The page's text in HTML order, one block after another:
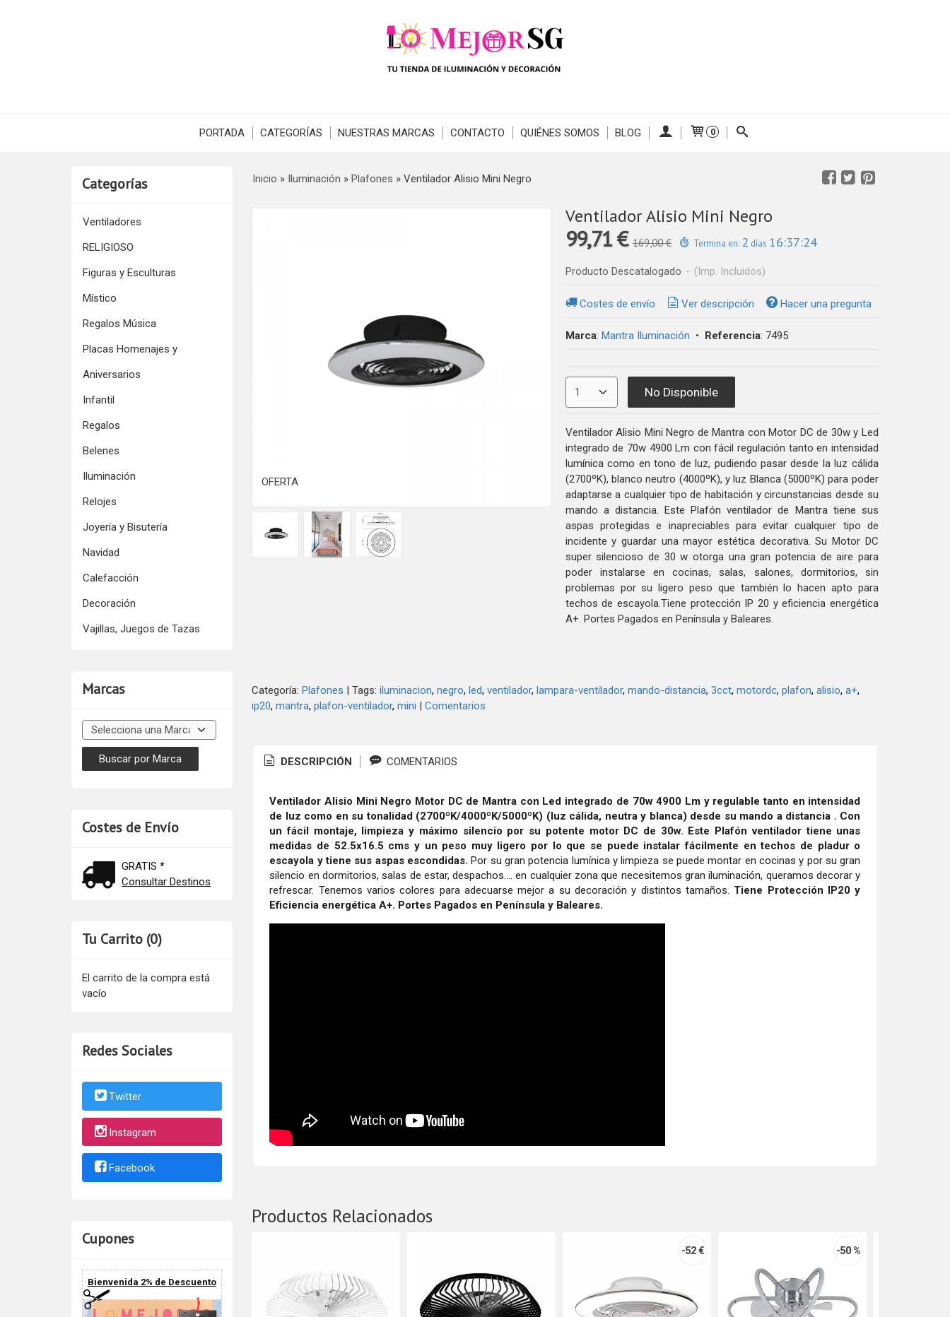
PORTADA CATEGORÍAS NUESTRAS MARCAS CONTACTO QUIÉNES SOMOS BLOG 0
Categorías
Ventiladores
RELIGIOSO
Figuras y Esculturas
Místico
Regalos Música
Placas Homenajes y
Aniversarios
Infantil
Regalos
Belenes
Iluminación
Relojes
Joyería y Bisutería
Navidad
Calefacción
Decoración
Vajillas, Juegos de Tazas
Marcas
Costes de Envío
GRATIS *
Consultar Destinos
Tu Carrito (0)
El carrito de la compra está
vacío
Redes Sociales
Twitter
Instagram
Facebook
Cupones
Bienvenida 2% de Descuento
Inicio » Iluminación » Plafones » Ventilador Alisio Mini Negro
OFERTA
Ventilador Alisio Mini Negro
99,71 €169,00 € Termina en: 2 días 16:37:24
Producto Descatalogado - (Imp. Incluidos)
Costes de envío Ver descripción Hacer una pregunta
Marca: Mantra Iluminación • Referencia: 7495
No Disponible
Ventilador Alisio Mini Negro de Mantra con Motor DC de 30w y Led
integrado de 70w 4900 Lm con fácil regulación tanto en intensidad
lumínica como en tono de luz, pudiendo pasar desde la luz cálida
(2700ºK), blanco neutro (4000ºK), y luz Blanca (5000ºK) para poder
adaptarse a cualquier tipo de habitación y circunstancias desde su
mando a distancia. Este Plafón ventilador de Mantra tiene sus
aspas protegidas e inapreciables para evitar cualquier tipo de
incidente y guardar una mayor estética decorativa. Su Motor DC
super silencioso de 30 w otorga una gran potencia de aire para
poder instalarse en cocinas, salas, salones, dormitorios, sin
problemas por su ligero peso que también lo hacen apto para
techos de escayola.Tiene protección IP 20 y eficiencia energética
A+. Portes Pagados en Península y Baleares.
Categoría: Plafones | Tags: iluminacion negro led ventilador lampara-ventilador mando-distancia 3cct motordc plafon alisio a+
ip20 mantra plafon-ventilador mini | Comentarios
DESCRIPCIÓN COMENTARIOS
Ventilador Alisio Mini Negro Motor DC de Mantra con Led integrado de 70w 4900 Lm y regulable tanto en intensidad
de luz como en su tonalidad (2700ºK/4000ºK/5000ºK) (luz cálida, neutra y blanca) desde su mando a distancia . Con
un fácil montaje, limpieza y máximo silencio por su potente motor DC de 30w. Este Plafón ventilador tiene unas
medidas de 52.5x16.5 cms y un peso muy ligero por lo que se puede instalar fácilmente en techos de pladur o
escayola y tiene sus aspas escondidas. Por su gran potencia lumínica y limpieza se puede montar en cocinas y por su gran
silencio en dormitorios, salas de estar, despachos.... en cualquier zona que necesitemos gran iluminación, queramos decorar y
refrescar. Tenemos varios colores para adecuarse mejor a su decoración y distintos tamaños.
Tiene Protección IP20 y
Eficiencia energética A+. Portes Pagados en Península y Baleares.
Productos Relacionados
-52 € -50 %